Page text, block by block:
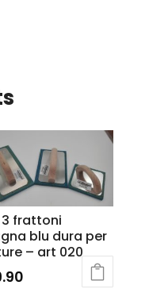
3 frattoni
blu dura per
– art 020